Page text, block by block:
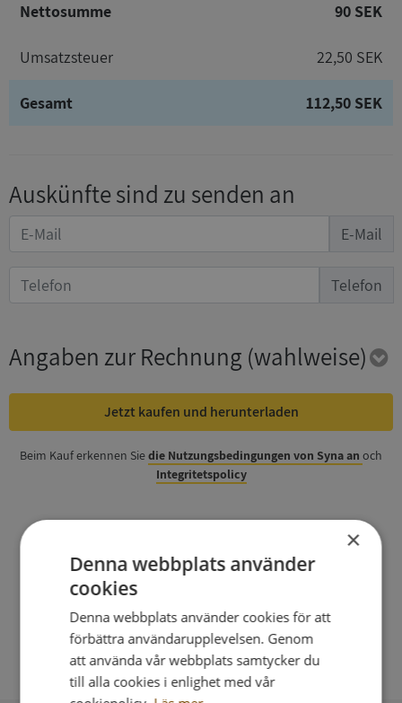
Nettosumme 90 SEK
Umsatzsteuer 22,50 SEK
Gesamt 112,50 SEK
Auskünfte sind zu senden an
E-Mail
Telefon
Angaben zur Rechnung (wahlweise)
Jetzt kaufen und herunterladen
Beim Kauf erkennen Siedie Nutzungsbedingungen von Syna an och
Integritetspolicy
×
Denna webbplats använder
cookies
Denna webbplats använder cookies för att
förbättra användarupplevelsen. Genom
att använda vår webbplats samtycker du
till alla cookies i enlighet med vår